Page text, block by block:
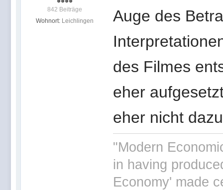
842 Beiträge
Wohnort: Leichlingen
Auge des
des Filmes
eher
eher nicht
"Modern
in having
Economy' made